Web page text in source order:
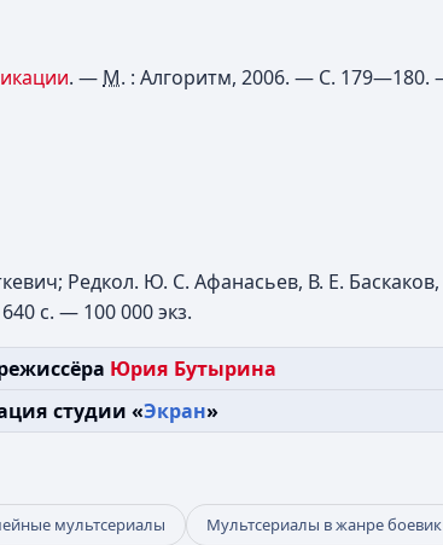
. — М. : Алгоритм, 2006. — С. 179—180.
Редкол. Ю. С. Афанасьев, В. Е.
с. — 100 000 экз.
Юрия Бутырина
студии «Экран»
мультсериалы Мультсериалы в жанре боевик